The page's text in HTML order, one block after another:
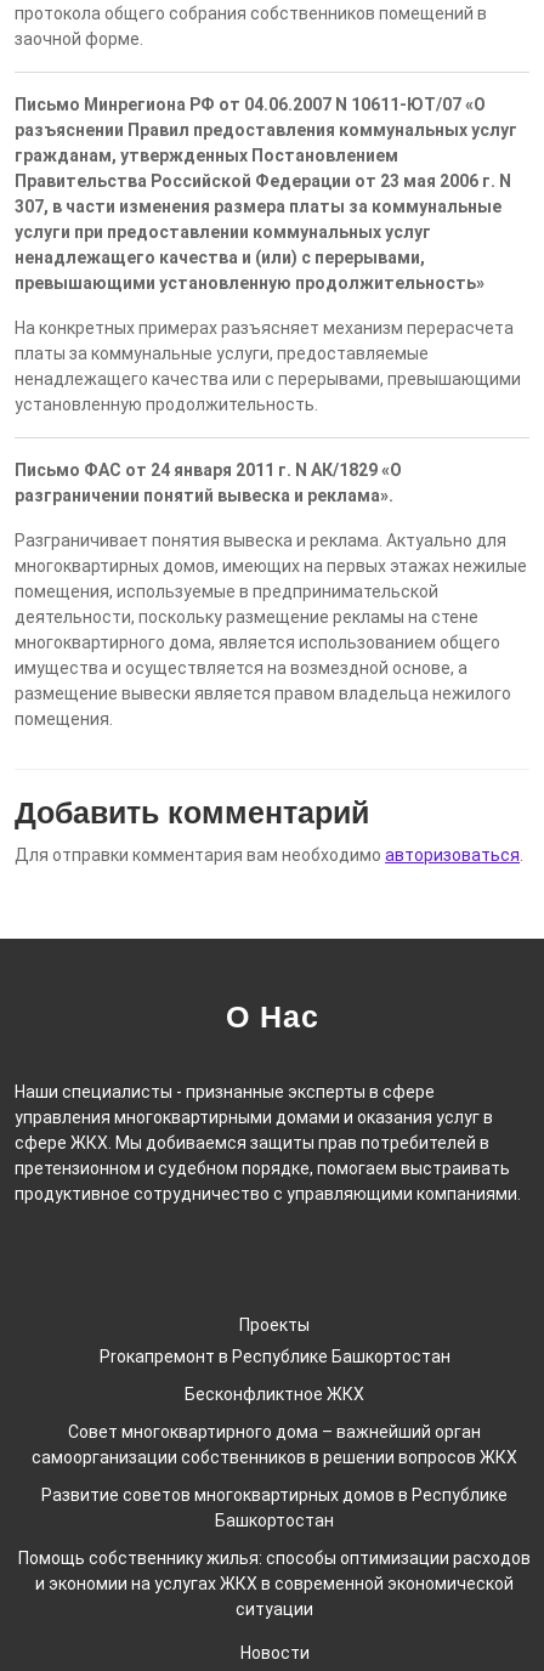
протокола общего собрания собственников помещений в
заочной форме.
Письмо Минрегиона РФ от 04.06.2007 N 10611-ЮТ/07 «О
разъяснении Правил предоставления коммунальных услуг
гражданам, утвержденных Постановлением
Правительства Российской Федерации от 23 мая 2006 г. N
307, в части изменения размера платы за коммунальные
услуги при предоставлении коммунальных услуг
ненадлежащего качества и (или) с перерывами,
превышающими установленную продолжительность»
На конкретных примерах разъясняет механизм перерасчета
платы за коммунальные услуги, предоставляемые
ненадлежащего качества или с перерывами, превышающими
установленную продолжительность.
Письмо ФАС от 24 января 2011 г. N АК/1829 «О
разграничении понятий вывеска и реклама».
Разграничивает понятия вывеска и реклама. Актуально для
многоквартирных домов, имеющих на первых этажах нежилые
помещения, используемые в предпринимательской
деятельности, поскольку размещение рекламы на стене
многоквартирного дома, является использованием общего
имущества и осуществляется на возмездной основе, а
размещение вывески является правом владельца нежилого
помещения.
Добавить комментарий
Для отправки комментария вам необходимо авторизоваться
О Нас
Наши специалисты - признанные эксперты в сфере
управления многоквартирными домами и оказания услуг в
сфере ЖКХ. Мы добиваемся защиты прав потребителей в
претензионном и судебном порядке, помогаем выстраивать
продуктивное сотрудничество с управляющими компаниями.
Проекты
Proкапремонт в Республике Башкортостан
Бесконфликтное ЖКХ
Совет многоквартирного дома – важнейший орган
самоорганизации собственников в решении вопросов ЖКХ
Развитие советов многоквартирных домов в Республике
Башкортостан
Помощь собственнику жилья: способы оптимизации расходов
и экономии на услугах ЖКХ в современной экономической
ситуации
Новости